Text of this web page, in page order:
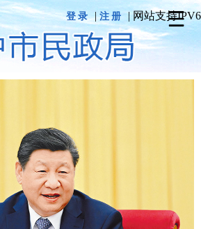
登录|注册 | 网站支持IPV6